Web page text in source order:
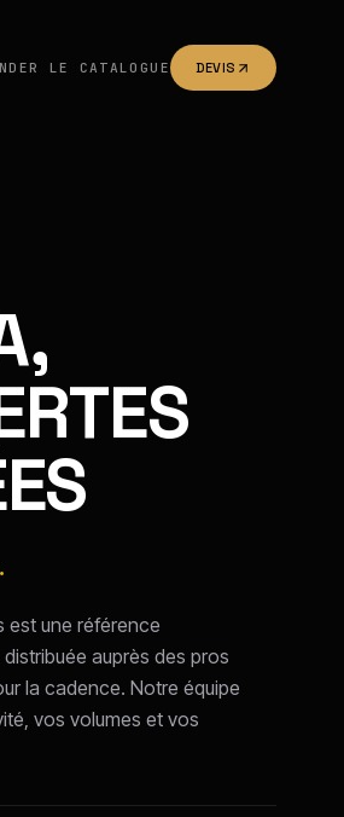
LE CATALOGUE DEVIS
est une référence
auprès des pros
la cadence. Notre équipe
vos volumes et vos